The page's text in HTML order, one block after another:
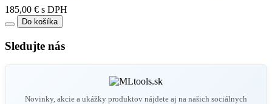
185,00 € s DPH
Do košíka
Sledujte nás
Novinky, akcie a ukážky produktov nájdete aj na našich sociálnych